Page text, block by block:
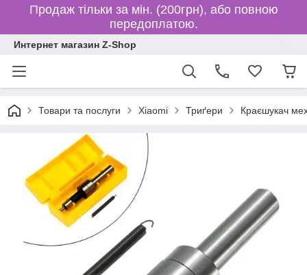
Продаж тільки за мін. (200грн), або повною
передоплатою.
Интернет магазин Z-Shop
Товари та послуги Xiaomi Триґери Краєшукач